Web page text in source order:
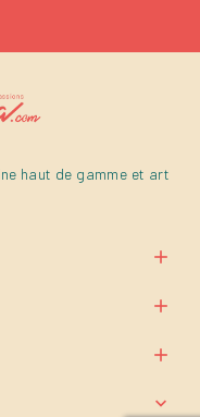
haut de gamme et art



